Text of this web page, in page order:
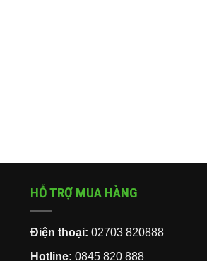
HỖ TRỢ MUA HÀNG
Điện thoại: 02703 820888
Hotline: 0845 820 888